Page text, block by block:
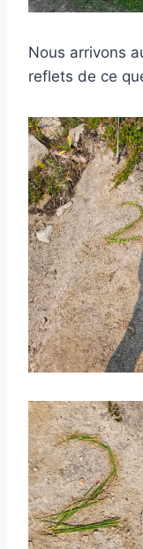
Nous arrivons
reflets de ce